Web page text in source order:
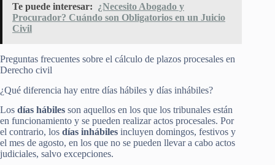
Te puede interesar: ¿Necesito Abogado y
Procurador? Cuándo son Obligatorios en un Juicio
Civil
Preguntas frecuentes sobre el cálculo de plazos procesales en
Derecho civil
¿Qué diferencia hay entre días hábiles y días inhábiles?
Los días hábiles son aquellos en los que los tribunales están
en funcionamiento y se pueden realizar actos procesales. Por
el contrario, los días inhábiles incluyen domingos, festivos y
el mes de agosto, en los que no se pueden llevar a cabo actos
judiciales, salvo excepciones.